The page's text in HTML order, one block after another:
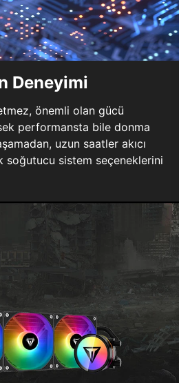
Deneyimi
önemli olan gücü
performansta bile donma
uzun saatler akıcı
soğutucu sistem seçeneklerini